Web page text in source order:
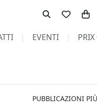
EVENTI PRIX
PUBBLICAZIONI